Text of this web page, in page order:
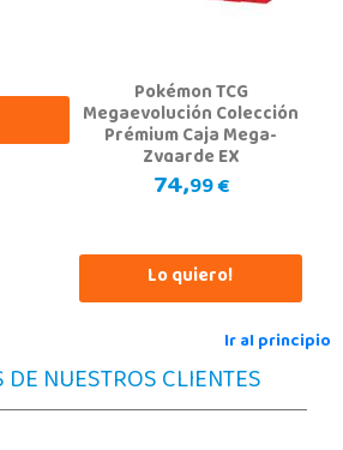
Elche-Ctra.Crevillente
José, Calle Reus, Nº 4 local 1
Alicante
Pokémon TCG
Megaevolución Colección
Prémium Caja Mega-
Zygarde EX
74,99 €
Lo quiero!
Ir al principio
NUESTROS CLIENTES